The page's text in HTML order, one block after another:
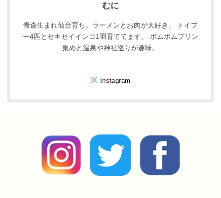
むに
青森生まれ仙台育ち。ラーメンとお肉が大好き。 トイプ
ー4匹とセキセイインコ1羽育ててます。 ポムポムプリン
集めと温泉や神社巡りが趣味。
Instagram